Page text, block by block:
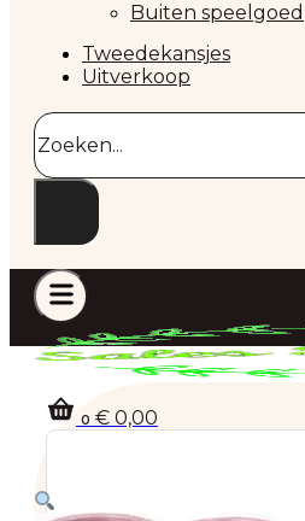
Buiten speelgoed
Tweedekansjes
Uitverkoop
Zoeken
0 € 0,00